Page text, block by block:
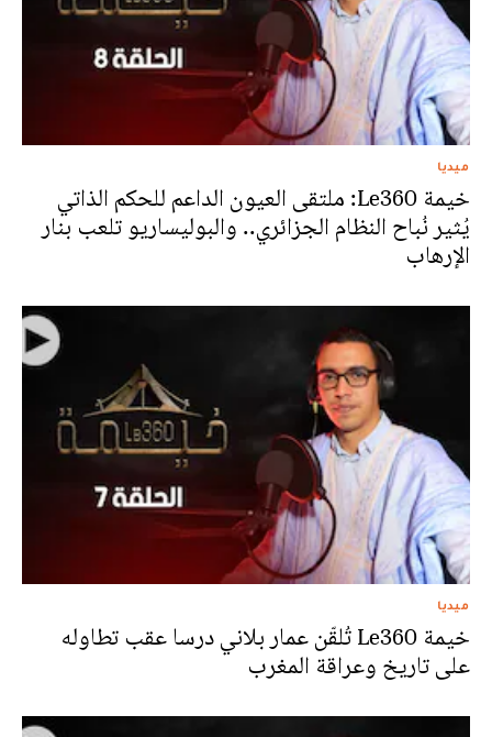
ميديا
خيمة Le360: ملتقى العيون الداعم للحكم الذاتي
يُثير نُباح النظام الجزائري.. والبوليساريو تلعب بنار
الإرهاب
ميديا
خيمة Le360 تُلقّن عمار بلاني درسا عقب تطاوله
على تاريخ وعراقة المغرب